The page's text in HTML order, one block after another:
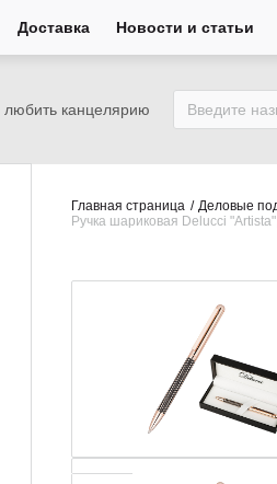
Доставка Новости и статьи
канцелярию
Главная страница Деловые
Ручка шариковая Delucci